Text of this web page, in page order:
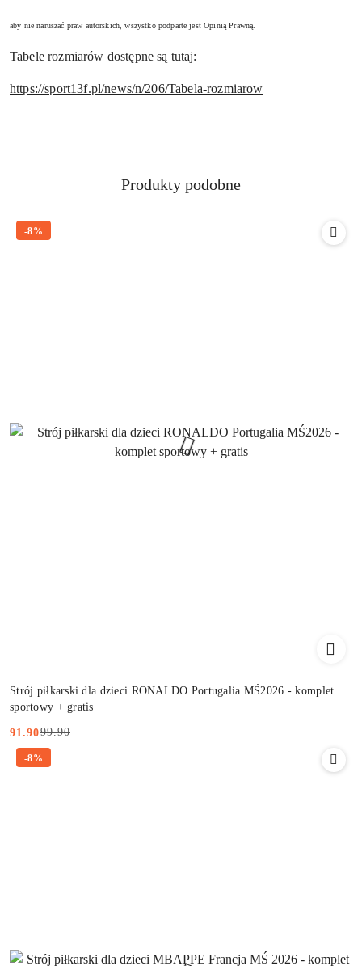
aby nie naruszać praw autorskich, wszystko podparte jest Opinią Prawną.
Tabele rozmiarów dostępne są tutaj:
https://sport13f.pl/news/n/206/Tabela-rozmiarow
Pomiń karuzelę produktów
Produkty
Produkty podobne
Strój piłkarski dla dzieci RONALDO Portugalia MŚ2026 - komplet
sportowy + gratis
Cena
promocyjna:
91.90
Cena
przed
99.90
-8%
-8%